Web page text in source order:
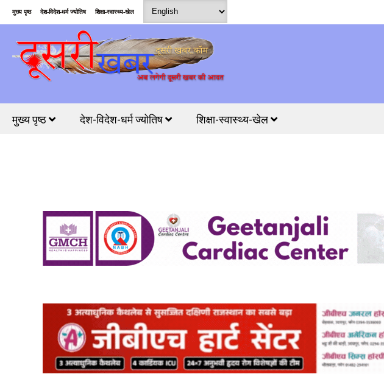
मुख्य पृष्ठ देश-विदेश-धर्म ज्योतिष शिक्षा-स्वास्थ्य-खेल
मुख्य पृष्ठ देश-विदेश-धर्म ज्योतिष शिक्षा-स्वास्थ्य-खेल